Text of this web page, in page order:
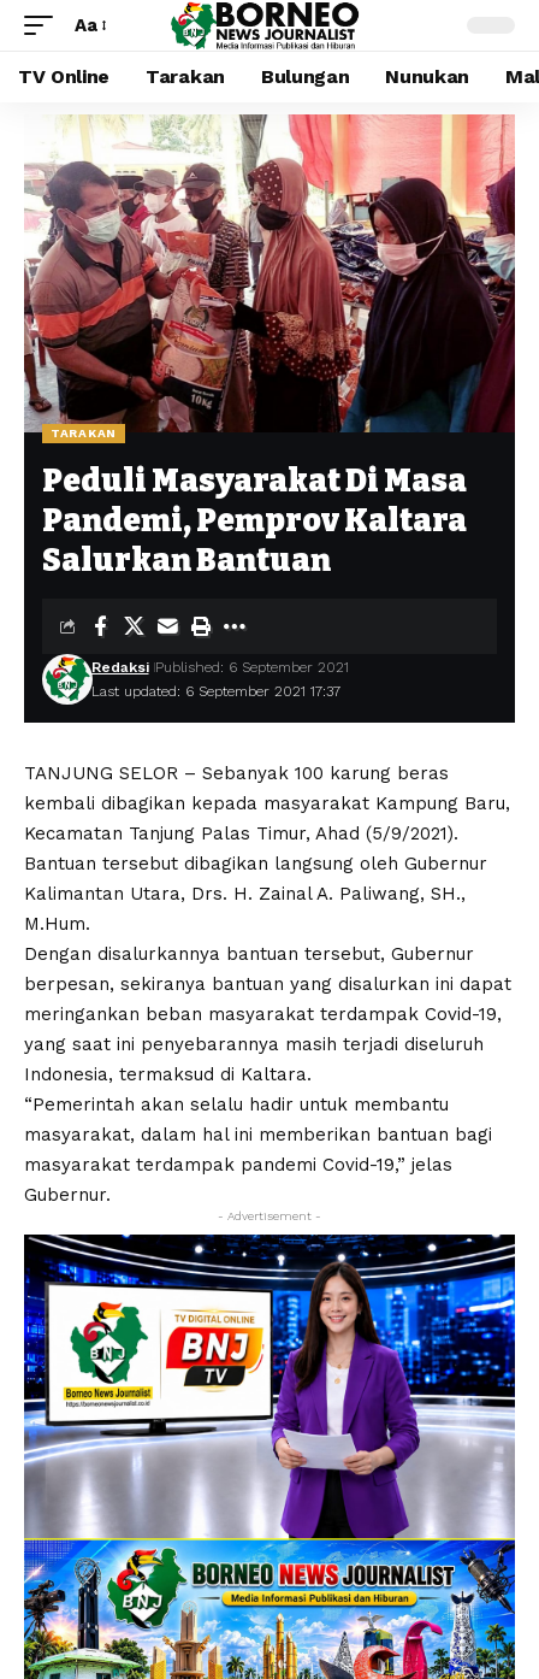
Aa
TV Online Tarakan Bulungan Nunukan
TARAKAN
Peduli Masyarakat Di Masa
Pandemi, Pemprov Kaltara
Salurkan Bantuan
Last updated: 6 September 2021 17:37
Redaksi Published: 6 September 2021
TANJUNG SELOR – Sebanyak 100 karung beras
kembali dibagikan kepada masyarakat Kampung Baru,
Kecamatan Tanjung Palas Timur, Ahad (5/9/2021).
Bantuan tersebut dibagikan langsung oleh Gubernur
Kalimantan Utara, Drs. H. Zainal A. Paliwang, SH.,
M.Hum.
Dengan disalurkannya bantuan tersebut, Gubernur
berpesan, sekiranya bantuan yang disalurkan ini dapat
meringankan beban masyarakat terdampak Covid-19,
yang saat ini penyebarannya masih terjadi diseluruh
Indonesia, termaksud di Kaltara.
“Pemerintah akan selalu hadir untuk membantu
masyarakat, dalam hal ini memberikan bantuan bagi
masyarakat terdampak pandemi Covid-19,” jelas
Gubernur.
- Advertisement -